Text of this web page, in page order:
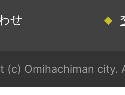
せ
(c) Omihachiman city.